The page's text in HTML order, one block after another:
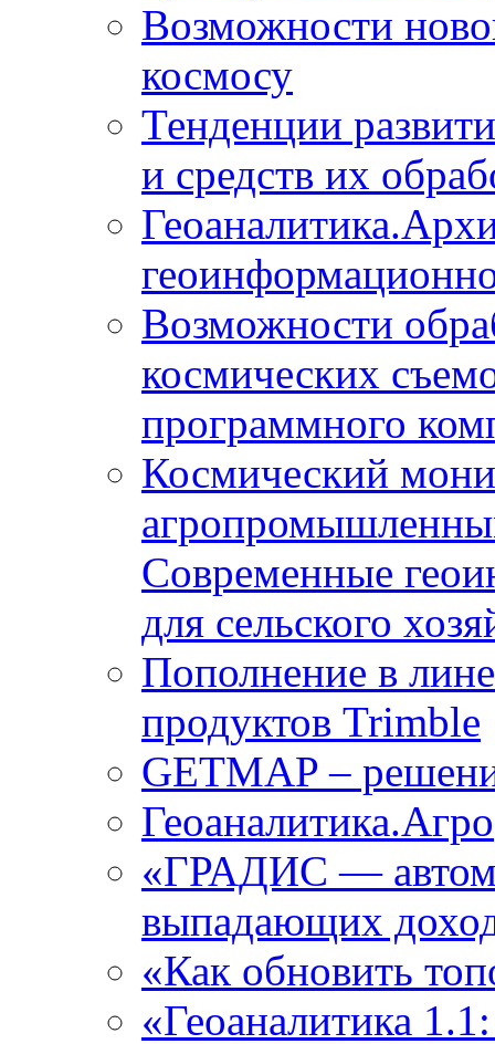
Возможности
космосу
Тенденции
и средств их
Возможности
космических
программного
Космический
Современные
для сельского
Пополнение в
продуктов Trimble
GETMAP –
Геоаналитика.Агро
«ГРАДИС ―
выпадающих
«Как обновить
«Геоаналитика